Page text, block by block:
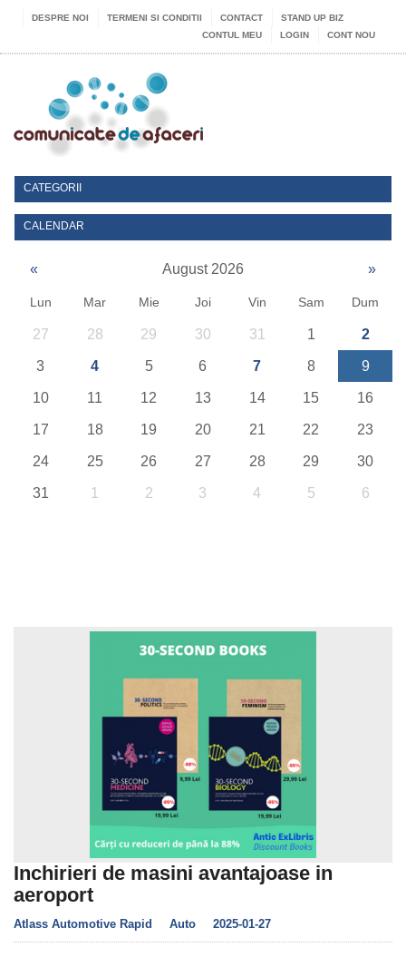
DESPRE NOI TERMENI SI CONDITII CONTACT
STAND UP BIZ
CONTUL MEU
LOGIN CONT NOU
CATEGORII
CALENDAR
« August 2026 »
Lun Mar Mie Joi Vin Sam Dum
27 28 29 30 31 1 2
3 4 5 6 7 8 9
10 11 12 13 14 15 16
17 18 19 20 21 22 23
24 25 26 27 28 29 30
31 1 2 3 4 5 6
Inchirieri de masini avantajoase in
aeroport
Atlass Automotive Rapid Auto 2025-01-27